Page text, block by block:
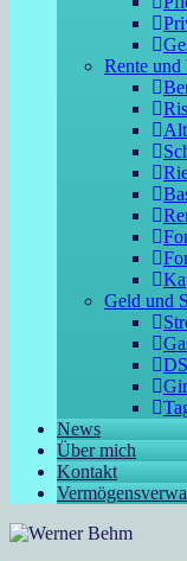
Rente und
Geld und
News
Über mich
Kontakt